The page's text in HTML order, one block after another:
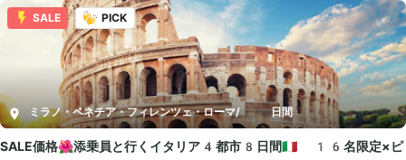
SALE PICK
ミラノ・ベネチア・フィレンツェ・ローマ/ 8日間
SALE価格🌺添乗員と行くイタリア4都市8日間🇮🇹 16名限定×ピ